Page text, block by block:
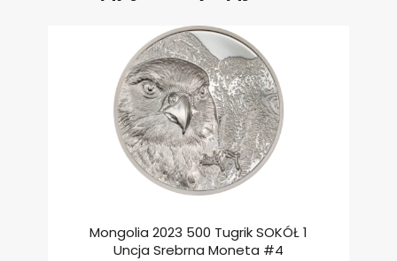
Mongolia 2023 500 Tugrik SOKÓŁ 1
Uncja Srebrna Moneta #4